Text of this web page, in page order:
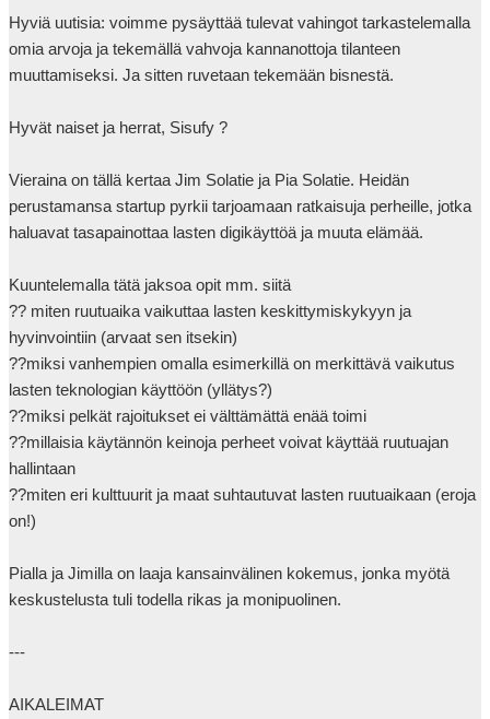
Hyviä uutisia: voimme pysäyttää tulevat vahingot tarkastelemalla
omia arvoja ja tekemällä vahvoja kannanottoja tilanteen
muuttamiseksi. Ja sitten ruvetaan tekemään bisnestä.
Hyvät naiset ja herrat, Sisufy ?
Vieraina on tällä kertaa Jim Solatie ja Pia Solatie. Heidän
perustamansa startup pyrkii tarjoamaan ratkaisuja perheille, jotka
haluavat tasapainottaa lasten digikäyttöä ja muuta elämää.
Kuuntelemalla tätä jaksoa opit mm. siitä
?? miten ruutuaika vaikuttaa lasten keskittymiskykyyn ja
hyvinvointiin (arvaat sen itsekin)
??miksi vanhempien omalla esimerkillä on merkittävä vaikutus
lasten teknologian käyttöön (yllätys?)
??miksi pelkät rajoitukset ei välttämättä enää toimi
??millaisia käytännön keinoja perheet voivat käyttää ruutuajan
hallintaan
??miten eri kulttuurit ja maat suhtautuvat lasten ruutuaikaan (eroja
on!)
Pialla ja Jimilla on laaja kansainvälinen kokemus, jonka myötä
keskustelusta tuli todella rikas ja monipuolinen.
---
AIKALEIMAT